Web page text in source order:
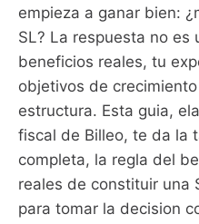
empieza a ganar bien:
SL? La respuesta no es
beneficios reales, tu
objetivos de
estructura. Esta guia,
fiscal de Billeo, te da la
completa, la regla del
reales de constituir una
para tomar la decision